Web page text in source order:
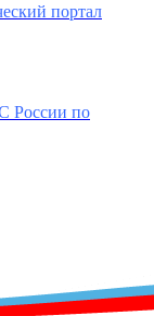
портал
России по